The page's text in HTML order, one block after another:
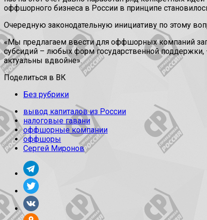
оффшорного бизнеса в России в принципе
Очередную законодательную инициативу по этому
«Мы предлагаем ввести для оффшорных компаний
субсидий – любых форм государственной поддержки,
актуальны вдвойне».
Поделиться в ВК
Без рубрики
вывод капиталов из России
налоговые гавани
оффшорные компании
оффшоры
Сергей Миронов